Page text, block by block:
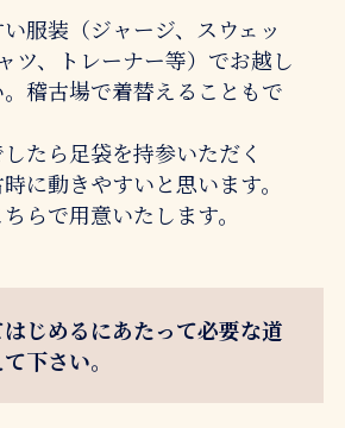
服装（ジャージ、スウェッ
ツ、トレーナー等）でお越し
。稽古場で着替えることもで
たら足袋を持参いただく
に動きやすいと思います。
らで用意いたします。
じめるにあたって必要な道
下さい。